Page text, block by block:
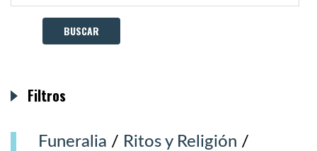
Funeralia / Ritos y Religión /
Filtros